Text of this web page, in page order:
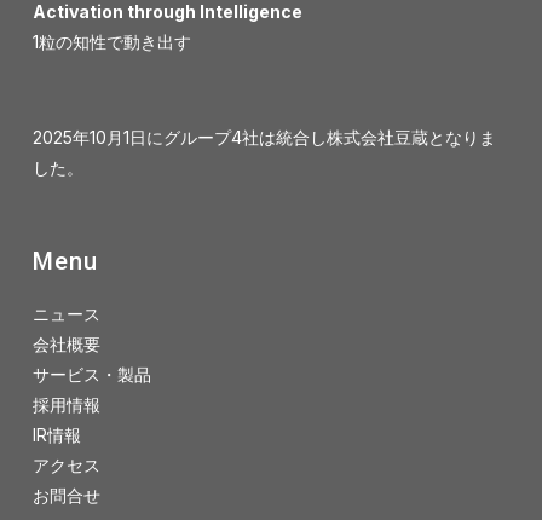
Activation through Intelligence
1粒の知性で動き出す
2025年10月1日にグループ4社は統合し株式会社豆蔵となりま
した。
Menu
ニュース
会社概要
サービス・製品
採用情報
IR情報
アクセス
お問合せ